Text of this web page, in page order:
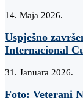
14. Maja 2026.
Uspješno
Internacional
31. Januara 2026.
Foto: Veterani